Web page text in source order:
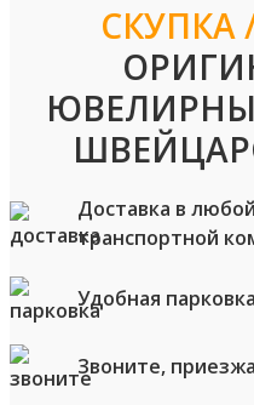
Доставка в
транспортной
Удобная
Звоните,